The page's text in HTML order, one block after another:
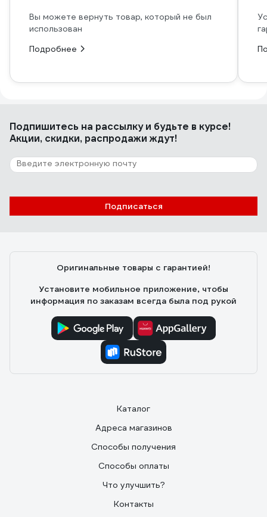
Вы можете вернуть товар, который не был
использован
Подробнее
Подпишитесь на рассылкуи будьте в курсе!
Акции, скидки, распродажи ждут!
Подписаться
Оригинальные товары с гарантией!
Установите мобильное приложение, чтобы
информация по заказам всегда была под рукой
Каталог
Адреса магазинов
Способы получения
Способы оплаты
Что улучшить?
Контакты